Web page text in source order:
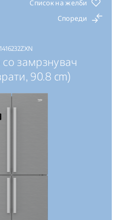
ProSmart™: висока
Список на желби
Спореди
замрзнувач
90.8 cm)